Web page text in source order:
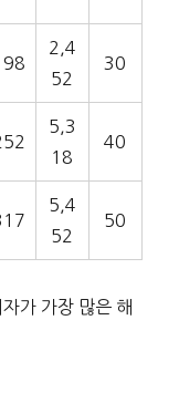
2,4
52
30
5,3
18
40
5,4
52
50
가 가장 많은 해